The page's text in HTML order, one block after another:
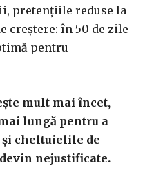
pretențiile reduse la
creștere: în 50 de zile
pentru
mult mai încet,
lungă pentru a
și cheltuielile de
nejustificate.